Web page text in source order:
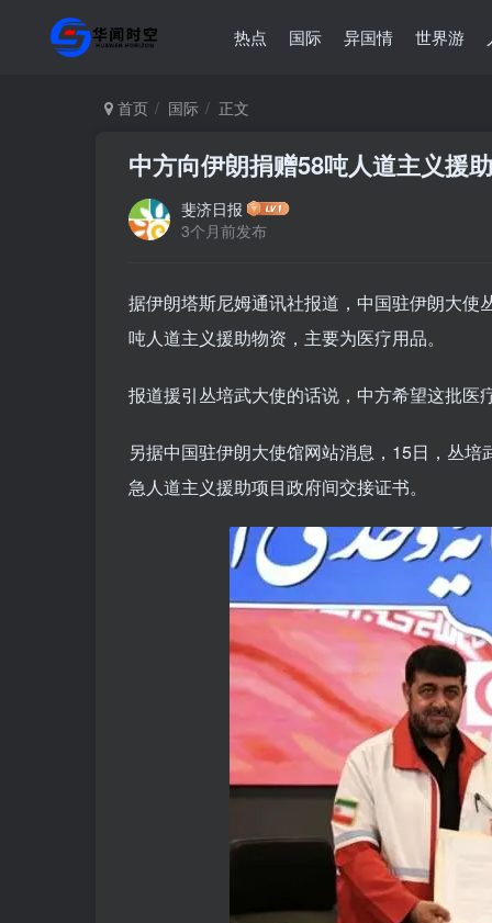
热点 国际 异国情 世界游
首页 国际 正文
中方向伊朗捐赠58吨人道主义援
斐济日报
3个月前发布
据伊朗塔斯尼姆通讯社报道，中国驻伊朗大
吨人道主义援助物资，主要为医疗用品。
报道援引丛培武大使的话说，中方希望这批
另据中国驻伊朗大使馆网站消息，15日，丛
急人道主义援助项目政府间交接证书。